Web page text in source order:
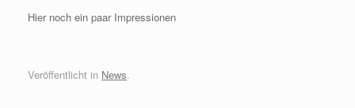
Hier noch ein paar Impressionen
Veröffentlicht in News.